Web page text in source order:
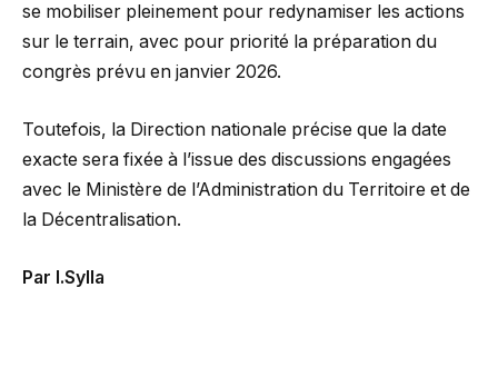
se mobiliser pleinement pour redynamiser les actions
sur le terrain, avec pour priorité la préparation du
congrès prévu en janvier 2026.
Toutefois, la Direction nationale précise que la date
exacte sera fixée à l’issue des discussions engagées
avec le Ministère de l’Administration du Territoire et de
la Décentralisation.
Par I.Sylla